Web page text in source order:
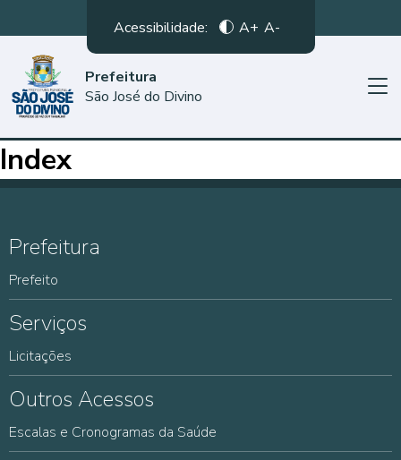
Acessibilidade: A+ A-
Prefeitura
São José do Divino
Index
Prefeitura
Prefeito
Serviços
Licitações
Outros Acessos
Escalas e Cronogramas da Saúde